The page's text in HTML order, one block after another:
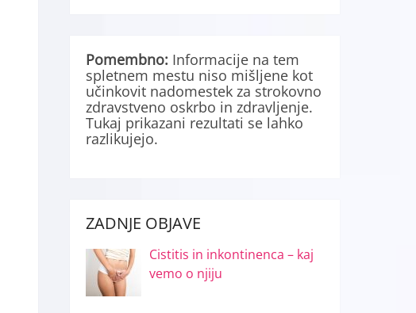
Pomembno: Informacije na tem
spletnem mestu niso mišljene kot
učinkovit nadomestek za strokovno
zdravstveno oskrbo in zdravljenje.
Tukaj prikazani rezultati se lahko
razlikujejo.
ZADNJE OBJAVE
Cistitis in inkontinenca – kaj
vemo o njiju